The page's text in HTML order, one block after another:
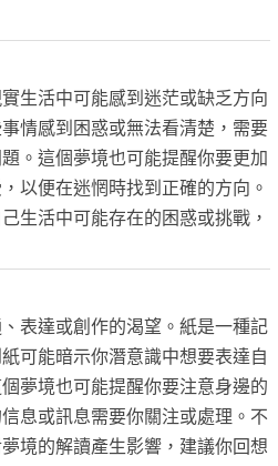
生活中可能感到迷茫或缺乏方向
情感到困惑或無法看清楚，需要
。這個夢境也可能提醒你要更加
以便在迷惘時找到正確的方向。
生活中可能存在的困惑或挑戰，
表達或創作的渴望。紙是一種記
可能暗示你潛意識中想要表達自
夢境也可能提醒你要注意身邊的
息或訊息需要你關注或處理。不
境的解讀產生影響，建議你回想